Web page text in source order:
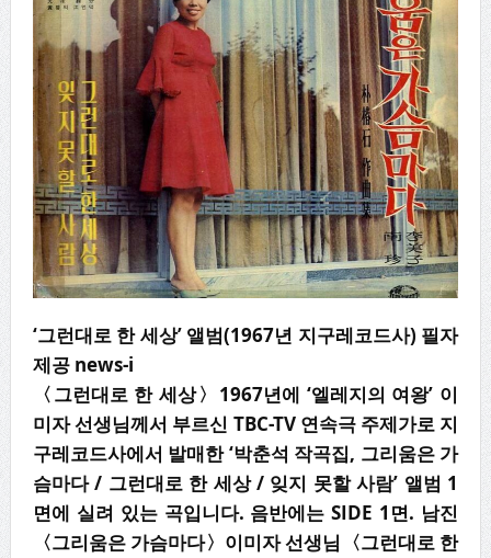
‘그런대로 한 세상’ 앨범(1967년 지구레코드사) 필자
제공 news-i
〈그런대로 한 세상〉 1967년에 ‘엘레지의 여왕’ 이
미자 선생님께서 부르신 TBC-TV 연속극 주제가로 지
구레코드사에서 발매한‘박춘석 작곡집, 그리움은 가
슴마다/ 그런대로 한 세상/ 잊지 못할 사람’ 앨범 1
면에 실려 있는 곡입니다. 음반에는SIDE 1 면. 남진
〈그리움은 가슴마다〉 이미자 선생님 〈그런대로 한